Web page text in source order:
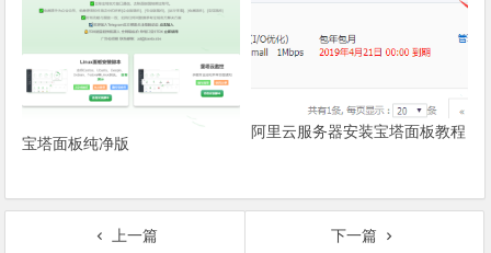
宝塔面板纯净版
阿里云服务器安装宝塔面板教程
上一篇
下一篇